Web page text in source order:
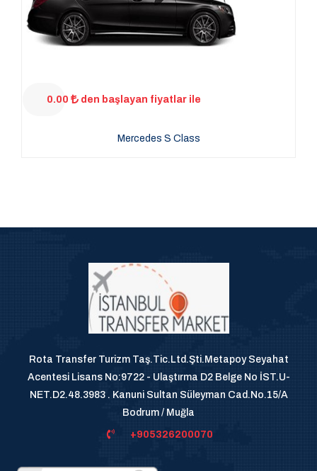
0.00 den başlayan fiyatlar ile
Mercedes S Class
Rota Transfer Turizm Taş.Tic.Ltd.Şti.Metapoy Seyahat
Acentesi Lisans No:9722 - Ulaştırma D2 Belge No İST.U-
NET.D2.48.3983 . Kanuni Sultan Süleyman Cad.No.15/A
Bodrum / Muğla
+905326200070